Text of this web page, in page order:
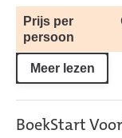
Prijs per
persoon
Meer lezen
BoekStart